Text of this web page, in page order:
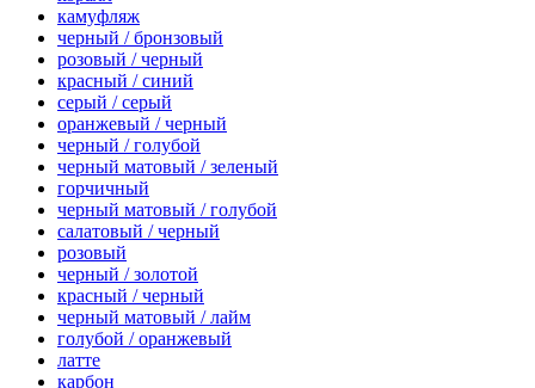
камуфляж
черный / бронзовый
розовый / черный
красный / синий
серый / серый
оранжевый / черный
черный / голубой
черный матовый / зеленый
горчичный
черный матовый / голубой
салатовый / черный
розовый
черный / золотой
красный / черный
черный матовый / лайм
голубой / оранжевый
латте
карбон